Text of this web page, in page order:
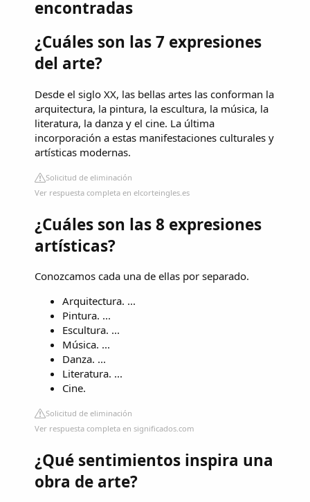
encontradas
¿Cuáles son las 7 expresiones
del arte?
Desde el siglo XX, las bellas artes las conforman la
arquitectura, la pintura, la escultura, la música, la
literatura, la danza y el cine. La última
incorporación a estas manifestaciones culturales y
artísticas modernas.
Solicitud de eliminación
Ver respuesta completa en elcorteingles.es
¿Cuáles son las 8 expresiones
artísticas?
Conozcamos cada una de ellas por separado.
Arquitectura. ...
Pintura. ...
Escultura. ...
Música. ...
Danza. ...
Literatura. ...
Cine.
Solicitud de eliminación
Ver respuesta completa en significados.com
¿Qué sentimientos inspira una
obra de arte?